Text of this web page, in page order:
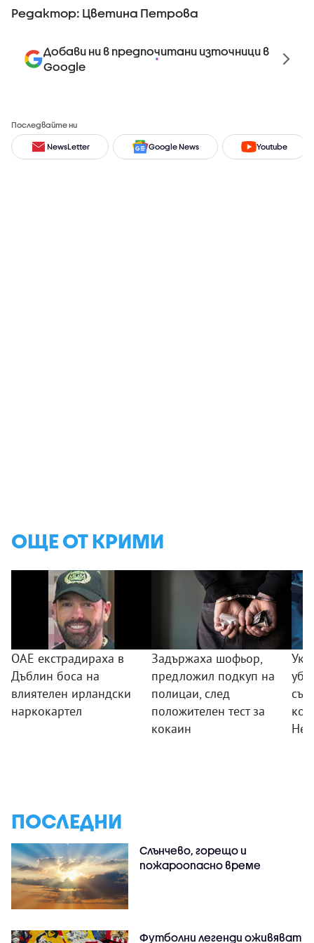
Редактор: Цветина Петрова
Добави ни в предпочитани източници в
Google
Последвайте ни
NewsLetter Google News Youtube
ОЩЕ ОТ КРИМИ
ОАЕ екстрадираха в
Дъблин боса на
влиятелен ирландски
наркокартел
Задържаха шофьор,
предложил подкуп на
полицаи, след
положителен тест за
кокаин
ПОСЛЕДНИ
Слънчево, горещо и
пожароопасно време
Футболни легенди оживяват